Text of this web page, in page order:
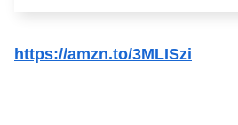
https://amzn.to/3MLISzi